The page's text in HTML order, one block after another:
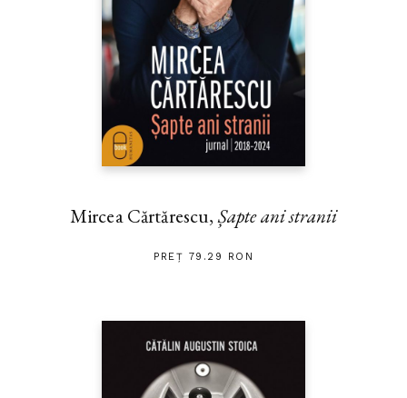
Mircea Cărtărescu,Șapte ani stranii
PREȚ 79.29 RON